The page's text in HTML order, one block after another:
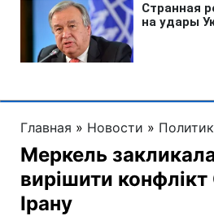
Главная » Новости »
Меркель
вирішити
Ірану